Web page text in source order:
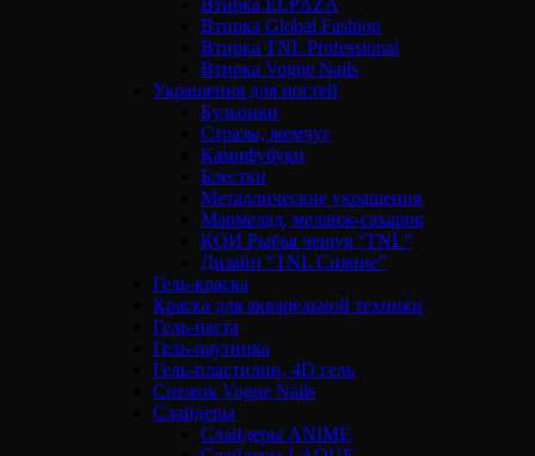
Втирка ELPAZA
Втирка Global Fashion
Втирка TNL Professional
Втирка Vogue Nails
Украшения для ногтей
Бульонки
Стразы, жемчуг
Камифубуки
Блестки
Металлические украшения
Мармелад, меланж-сахарок
КОИ Рыбья чешуя “TNL”
Дизайн “TNL Сияние”
Гель-краска
Краска для акварельной техники
Гель-паста
Гель-паутинка
Гель-пластилин, 4D гель
Снежок Vogue Nails
Слайдеры
Слайдеры ANIME